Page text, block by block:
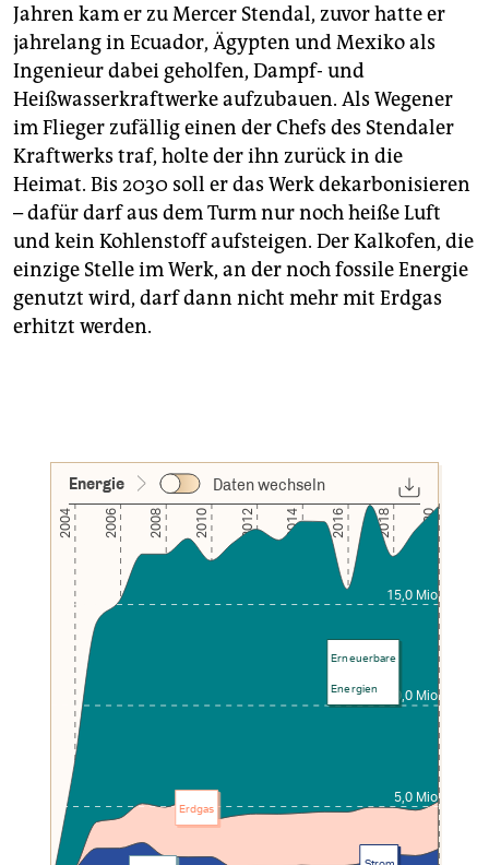
Jahren kam er zu Mercer Stendal, zuvor hatte er
jahrelang in Ecuador, Ägypten und Mexiko als
Ingenieur dabei geholfen, Dampf- und
Heißwasserkraftwerke aufzubauen. Als Wegener
im Flieger zufällig einen der Chefs des Stendaler
Kraftwerks traf, holte der ihn zurück in die
Heimat. Bis 2030 soll er das Werk dekarbonisieren
­– dafür darf aus dem Turm nur noch heiße Luft
und kein Kohlenstoff aufsteigen. Der Kalkofen, die
einzige Stelle im Werk, an der noch fossile Energie
genutzt wird, darf dann nicht mehr mit Erdgas
erhitzt werden.